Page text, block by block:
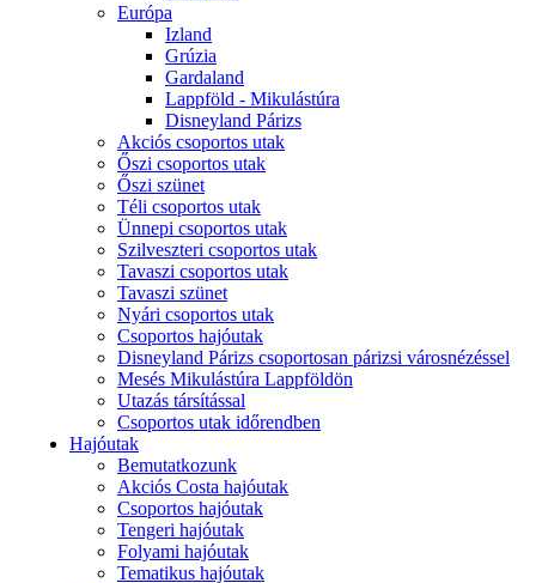
Európa
Izland
Grúzia
Gardaland
Lappföld - Mikulástúra
Disneyland Párizs
Akciós csoportos utak
Őszi csoportos utak
Őszi szünet
Téli csoportos utak
Ünnepi csoportos utak
Szilveszteri csoportos utak
Tavaszi csoportos utak
Tavaszi szünet
Nyári csoportos utak
Csoportos hajóutak
Disneyland Párizs csoportosan párizsi városnézéssel
Mesés Mikulástúra Lappföldön
Utazás társítással
Csoportos utak időrendben
Hajóutak
Bemutatkozunk
Akciós Costa hajóutak
Csoportos hajóutak
Tengeri hajóutak
Folyami hajóutak
Tematikus hajóutak